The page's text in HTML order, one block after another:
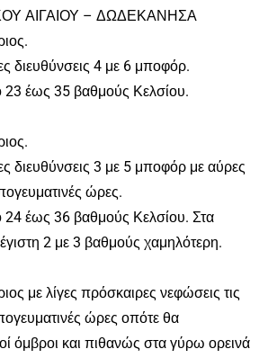
ΑΙΓΑΙΟΥ – ΔΩΔΕΚΑΝΗΣΑ
διευθύνσεις 4 με 6 μποφόρ.
έως 35 βαθμούς Κελσίου.
διευθύνσεις 3 με 5 μποφόρ με αύρες
ώρες.
έως 36 βαθμούς Κελσίου. Στα
2 με 3 βαθμούς χαμηλότερη.
με λίγες πρόσκαιρες νεφώσεις τις
ώρες οπότε θα
όμβροι και πιθανώς στα γύρω ορεινά